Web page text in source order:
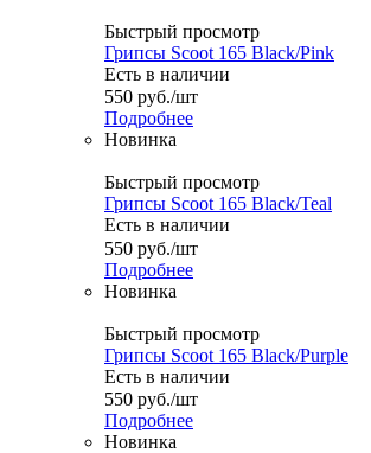
Быстрый просмотр
Грипсы Scoot 165 Black/Pink
Есть в наличии
550 руб./шт
Подробнее
Новинка
Быстрый просмотр
Грипсы Scoot 165 Black/Teal
Есть в наличии
550 руб./шт
Подробнее
Новинка
Быстрый просмотр
Грипсы Scoot 165 Black/Purple
Есть в наличии
550 руб./шт
Подробнее
Новинка